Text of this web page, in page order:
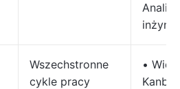
Wszechstronne
cykle pracy
•